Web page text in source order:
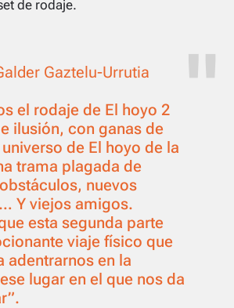
de rodaje.
Gaztelu-Urrutia
el rodaje de El hoyo 2
ilusión, con ganas de
de El hoyo de la
trama plagada de
nuevos
Y viejos amigos.
esta segunda parte
viaje físico que
adentrarnos en la
lugar en el que nos da